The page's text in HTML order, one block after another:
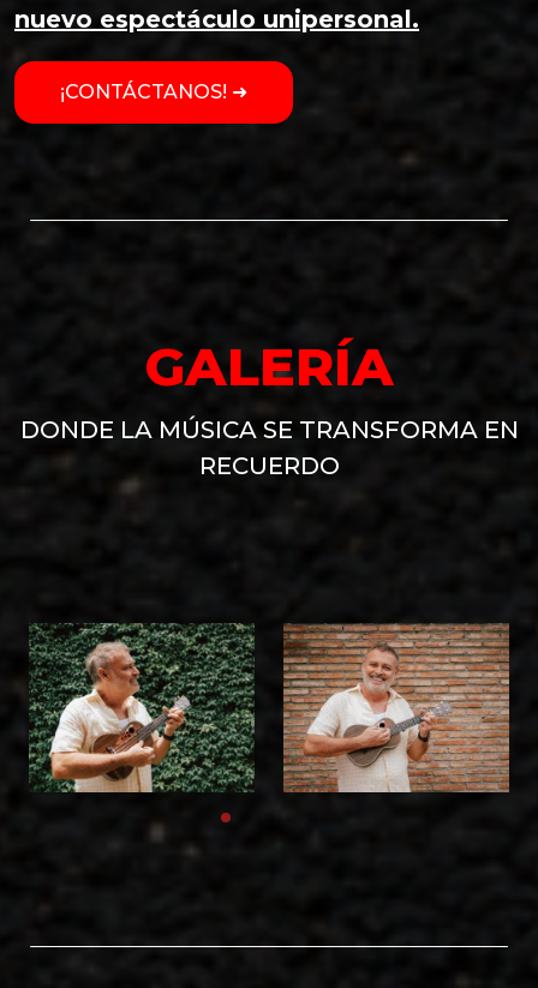
nuevo espectáculo unipersonal.
¡CONTÁCTANOS! ➜
GALERÍA
DONDE LA MÚSICA SE TRANSFORMA EN
RECUERDO